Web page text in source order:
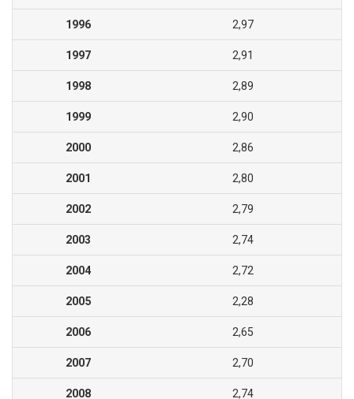
1996 2,97
1997 2,91
1998 2,89
1999 2,90
2000 2,86
2001 2,80
2002 2,79
2003 2,74
2004 2,72
2005 2,28
2006 2,65
2007 2,70
2008 2,74